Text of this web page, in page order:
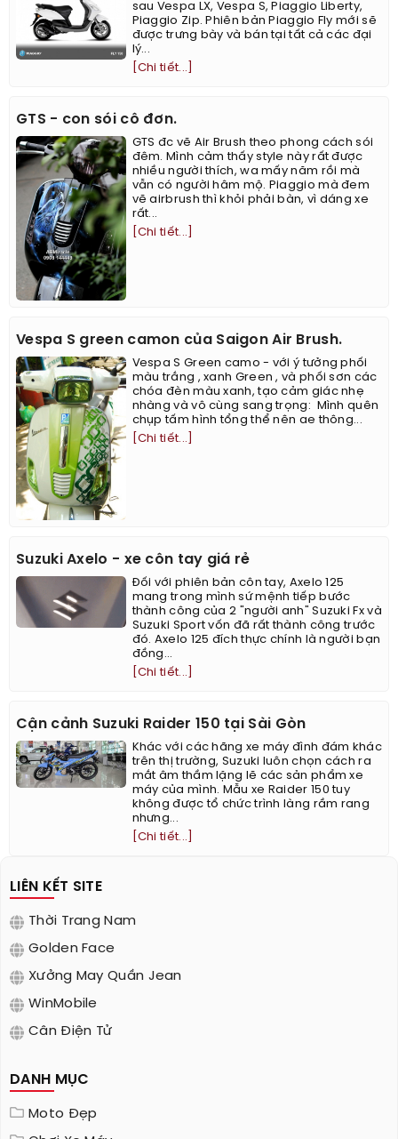
sau Vespa LX, Vespa S, Piaggio Liberty,
Piaggio Zip. Phiên bản Piaggio Fly mới sẽ
được trưng bày và bán tại tất cả các đại
lý...
[Chi tiết...]
GTS - con sói cô đơn.
GTS đc vẽ Air Brush theo phong cách sói
đêm. Mình cảm thấy style này rất được
nhiều người thích, wa mấy năm rồi mà
vẫn có người hâm mộ. Piaggio mà đem
vẽ airbrush thì khỏi phải bàn, vì dáng xe
rất...
[Chi tiết...]
Vespa S green camon của Saigon Air Brush.
Vespa S Green camo - với ý tưởng phối
màu trắng , xanh Green , và phối sơn các
chóa đèn màu xanh, tạo cảm giác nhẹ
nhàng và vô cùng sang trọng: ​​​​ ​Mình quên
chụp tấm hình tổng thể nên ae thông...
[Chi tiết...]
Suzuki Axelo - xe côn tay giá rẻ
Đối với phiên bản côn tay, Axelo 125
mang trong mình sứ mệnh tiếp bước
thành công của 2 "người anh" Suzuki Fx và
Suzuki Sport vốn đã rất thành công trước
đó. Axelo 125 đích thực chính là người bạn
đồng...
[Chi tiết...]
Cận cảnh Suzuki Raider 150 tại Sài Gòn
Khác với các hãng xe máy đình đám khác
trên thị trường, Suzuki luôn chọn cách ra
mắt âm thầm lặng lẽ các sản phẩm xe
máy của mình. Mẫu xe Raider 150 tuy
không được tổ chức trình làng rầm rang
nhưng...
[Chi tiết...]
LIÊN KẾT SITE
Thời Trang Nam
Golden Face
Xưởng May Quần Jean
WinMobile
Cân Điện Tử
DANH MỤC
Moto Đẹp